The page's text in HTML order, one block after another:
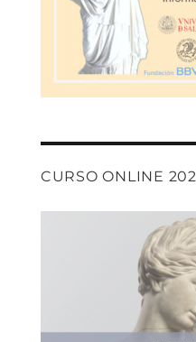
CURSO ONLINE